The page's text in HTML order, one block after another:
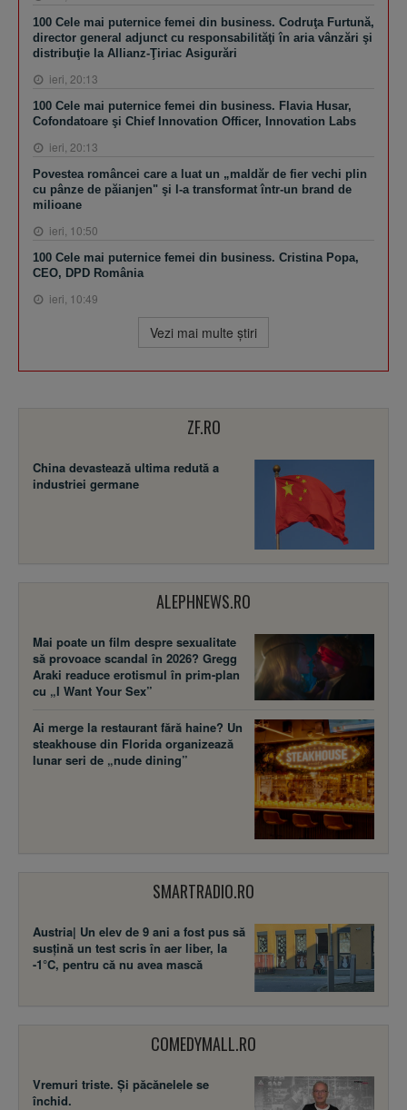
100 Cele mai puternice femei din business. Codruţa Furtună,
director general adjunct cu responsabilităţi în aria vânzări şi
distribuţie la Allianz-Ţiriac Asigurări
ieri, 20:13
100 Cele mai puternice femei din business. Flavia Husar,
Cofondatoare şi Chief Innovation Officer, Innovation Labs
ieri, 20:13
Povestea româncei care a luat un „maldăr de fier vechi plin
cu pânze de păianjen" şi l-a transformat într-un brand de
milioane
ieri, 10:50
100 Cele mai puternice femei din business. Cristina Popa,
CEO, DPD România
ieri, 10:49
Vezi mai multe ştiri
ZF.RO
China devastează ultima redută a
industriei germane
ALEPHNEWS.RO
Mai poate un film despre sexualitate
să provoace scandal în 2026? Gregg
Araki readuce erotismul în prim-plan
cu „I Want Your Sex”
Ai merge la restaurant fără haine? Un
steakhouse din Florida organizează
lunar seri de „nude dining”
SMARTRADIO.RO
Austria| Un elev de 9 ani a fost pus să
susţină un test scris în aer liber, la
-1°C, pentru că nu avea mască
COMEDYMALL.RO
Vremuri triste. Şi păcănelele se
închid.